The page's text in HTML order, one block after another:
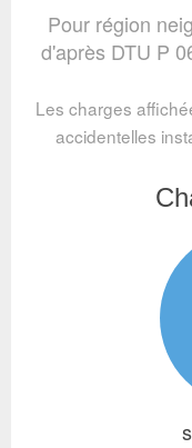
Pour région
d'après DTU P
Les charges
accidentelles